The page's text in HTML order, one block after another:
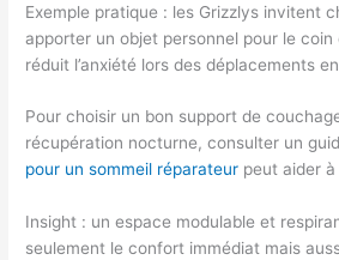
Exemple pratique : les Grizzlys invitent
apporter un objet personnel pour le
réduit l’anxiété lors des déplacements
Pour choisir un bon support de
récupération nocturne, consulter un
pour un sommeil réparateur peut aider
Insight : un espace modulable et
seulement le confort immédiat mais